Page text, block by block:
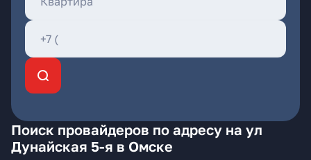
Поиск провайдеров по адресу на ул
Дунайская 5-я в Омске